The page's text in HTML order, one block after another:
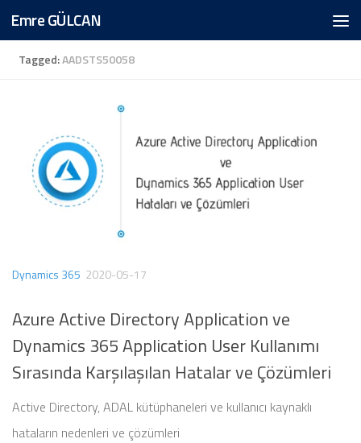
Skip to content
Emre GÜLCAN
Tagged:AADSTS50058
Dynamics 365 2020-05-17
Azure Active Directory Application ve
Dynamics 365 Application User Kullanımı
Sırasında Karşılaşılan Hatalar ve Çözümleri
Active Directory, ADAL kütüphaneleri ve kullanıcı kaynaklı
hataların nedenleri ve çözümleri